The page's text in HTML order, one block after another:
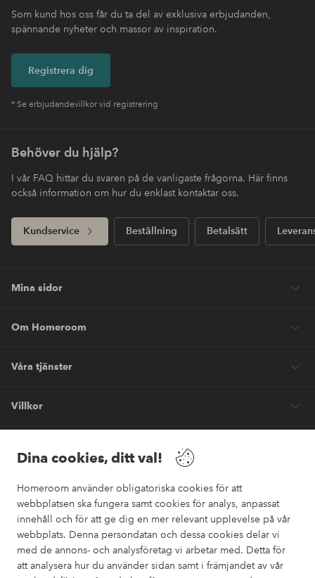
Dina cookies, ditt val!
Homeroom använder obligatoriska cookies för att
webbplatsen ska fungera samt cookies för analys, anpassat
innehåll och för att ge dig en mer relevant upplevelse på vår
webbplats. Denna persondatan och dessa cookies delar vi
med de annons- och analysföretag vi arbetar med. Detta för
att analysera hur du använder sidan samt i främjandet av vår
Som kund hos oss får du ta del av exklusiva erbjudanden,
spännande nyheter och massor av inspiration.
Registrera dig
* Se erbjudandevillkor vid registrering
Behöver du hjälp?
I vår FAQ hittar du svaren på de vanligaste frågorna. Här finns
också information om hur du enklast kontaktar oss.
Kundservice Beställning Betalsätt
Mina sidor
Om Homeroom
Våra tjänster
Villkor
Säkra betalningar
Vill du veta mer om våra betalalternativ ?